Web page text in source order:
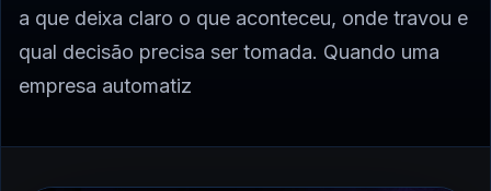
a que deixa claro o que aconteceu, onde travou e
qual decisão precisa ser tomada. Quando uma
empresa automatiz